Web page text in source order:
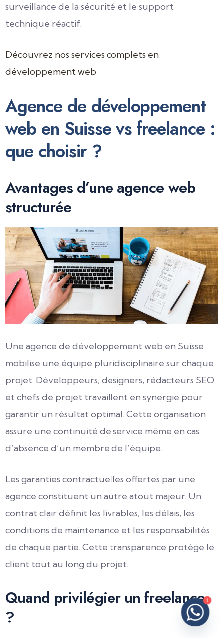
surveillance de la sécurité et le support
technique réactif.
Découvrez nos services complets en
développement web
Agence de développement
web en Suisse vs freelance :
que choisir ?
Avantages d’une agence web
structurée
Une agence de développement web en Suisse
mobilise une équipe pluridisciplinaire sur chaque
projet. Développeurs, designers, rédacteurs SEO
et chefs de projet travaillent en synergie pour
garantir un résultat optimal. Cette organisation
assure une continuité de service même en cas
d’absence d’un membre de l’équipe.
Les garanties contractuelles offertes par une
agence constituent un autre atout majeur. Un
contrat clair définit les livrables, les délais, les
conditions de maintenance et les responsabilités
de chaque partie. Cette transparence protège le
client tout au long du projet.
Quand privilégier un freelance
?
1